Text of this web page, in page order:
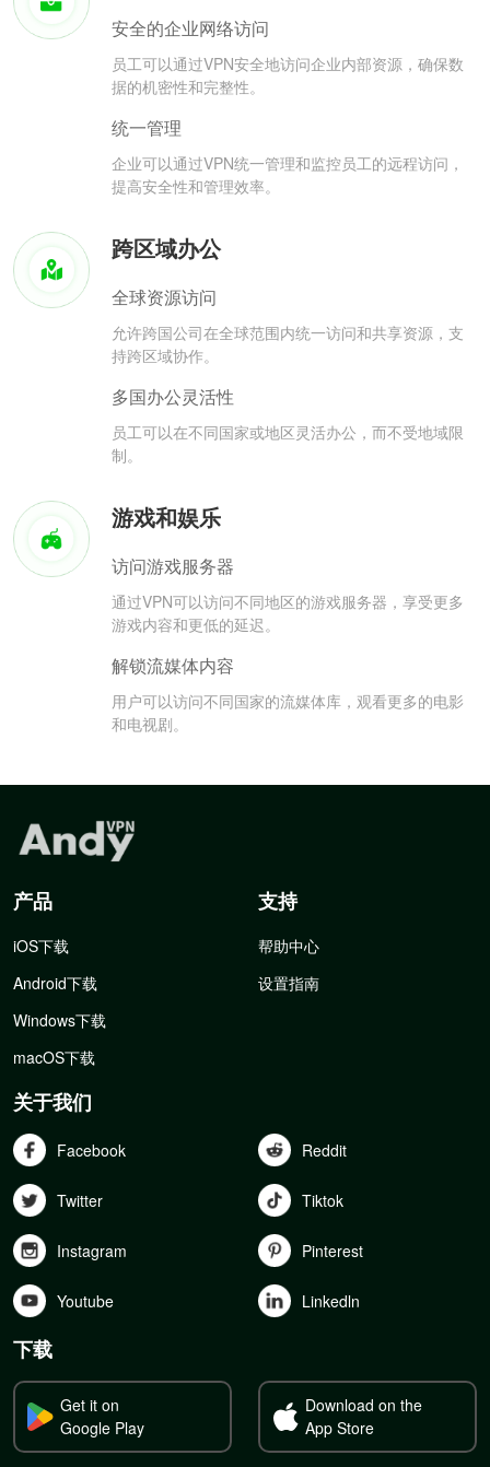
安全的企业网络访问
员工可以通过VPN安全地访问企业内部资源，确保数
据的机密性和完整性。
统一管理
企业可以通过VPN统一管理和监控员工的远程访问，
提高安全性和管理效率。
跨区域办公
全球资源访问
允许跨国公司在全球范围内统一访问和共享资源，支
持跨区域协作。
多国办公灵活性
员工可以在不同国家或地区灵活办公，而不受地域限
制。
游戏和娱乐
访问游戏服务器
通过VPN可以访问不同地区的游戏服务器，享受更多
游戏内容和更低的延迟。
解锁流媒体内容
用户可以访问不同国家的流媒体库，观看更多的电影
和电视剧。
产品
iOS下载
Android下载
Windows下载
macOS下载
支持
帮助中心
设置指南
关于我们
Facebook Reddit
Twitter Tiktok
Instagram Pinterest
Youtube Linkedln
下载
Get it on
Google Play
Download on the
App Store